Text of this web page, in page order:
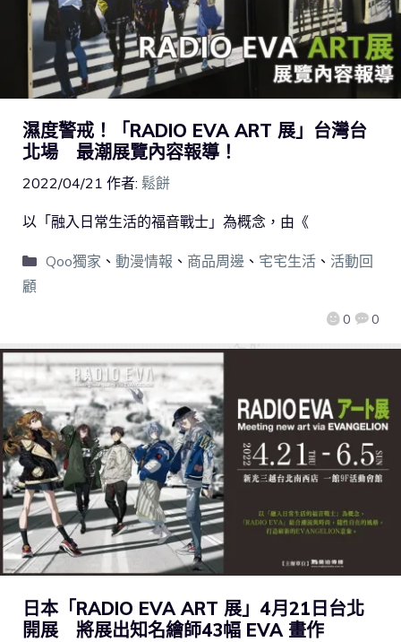
濕度警戒！「RADIO EVA ART 展」台灣台
北場 最潮展覽內容報導！
2022/04/21 作者: 鬆餅
0 0
以「融入日常生活的福音戰士」為概念，由《
Qoo獨家 、 動漫情報 、 商品周邊 、 宅宅生活、 活動回
顧
日本「RADIO EVA ART 展」4月21日台北
開展 將展出知名繪師43幅 EVA 畫作